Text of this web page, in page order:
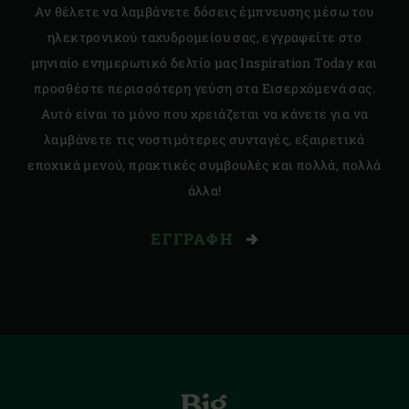
Αν θέλετε να λαμβάνετε δόσεις έμπνευσης μέσω του
ηλεκτρονικού ταχυδρομείου σας, εγγραφείτε στο
μηνιαίο ενημερωτικό δελτίο μας Inspiration Today και
προσθέστε περισσότερη γεύση στα Εισερχόμενά σας.
Αυτό είναι το μόνο που χρειάζεται να κάνετε για να
λαμβάνετε τις νοστιμότερες συνταγές, εξαιρετικά
εποχικά μενού, πρακτικές συμβουλές και πολλά, πολλά
άλλα!
ΕΓΓΡΑΦΉ